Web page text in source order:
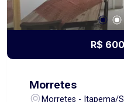
R$
Morretes
Morretes - Itapema/